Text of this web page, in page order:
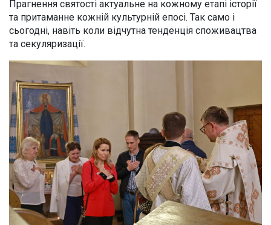
Прагнення святості актуальне на кожному етапі історії
та притаманне кожній культурній епосі. Так само і
сьогодні, навіть коли відчутна тенденція споживацтва
та секуляризації.